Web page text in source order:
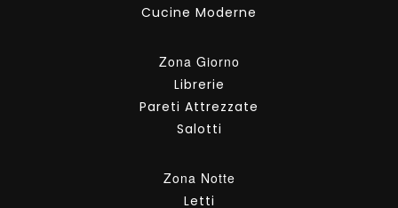
Cucine Moderne
Zona Giorno
Librerie
Pareti Attrezzate
Salotti
Zona Notte
Letti